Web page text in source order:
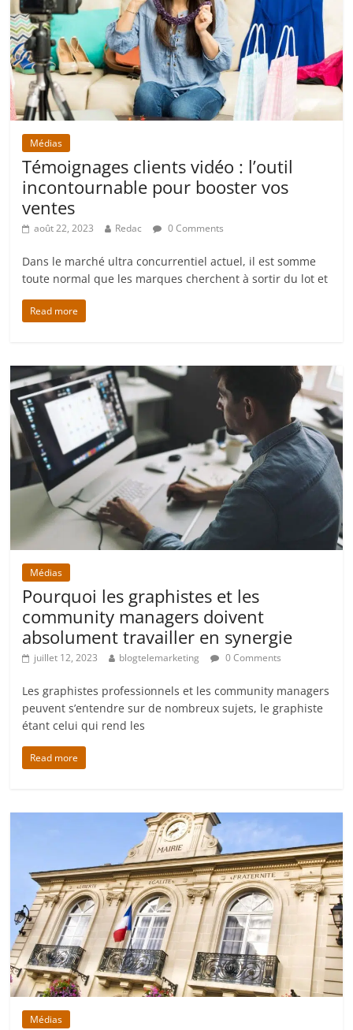
Médias
Témoignages clients vidéo : l’outil
incontournable pour booster vos
ventes
août 22, 2023 Redac 0 Comments
Dans le marché ultra concurrentiel actuel, il est somme
toute normal que les marques cherchent à sortir du lot et
Read more
Médias
Pourquoi les graphistes et les
community managers doivent
absolument travailler en synergie
juillet 12, 2023 blogtelemarketing 0 Comments
Les graphistes professionnels et les community managers
peuvent s’entendre sur de nombreux sujets, le graphiste
étant celui qui rend les
Read more
Médias